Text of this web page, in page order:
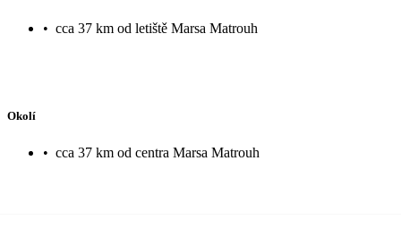
• cca 37 km od letiště Marsa Matrouh
Okolí
• cca 37 km od centra Marsa Matrouh